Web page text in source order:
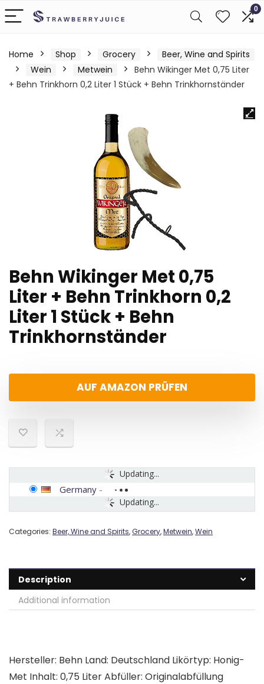
0
Home Shop Grocery
Beer, Wine and Spirits
Wein
Metwein
Behn Wikinger Met 0,75 Liter
+ Behn Trinkhorn 0,2 Liter 1 Stück + Behn Trinkhornständer
Behn Wikinger Met 0,75
Liter + Behn Trinkhorn 0,2
Liter 1 Stück + Behn
Trinkhornständer
AUF AMAZON PRÜFEN
Updating...
Updating...
Germany -
Categories: Beer, Wine and Spirits,Grocery,Metwein,Wein
Description
Additional information
Hersteller: Behn Land: Deutschland Likörtyp: Honig-
Met Inhalt: 0,75 Liter Abfüller: Originalabfüllung